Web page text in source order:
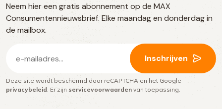
social
media
Neem hier een gratis abonnement op de MAX
Consumentennieuwsbrief. Elke maandag en donderdag in
de mailbox.
mailadres
(Vereist)
Inschrijven
Deze site wordt beschermd door reCAPTCHA en het Google
privacybeleid . Er zijn servicevoorwaarden van toepassing.